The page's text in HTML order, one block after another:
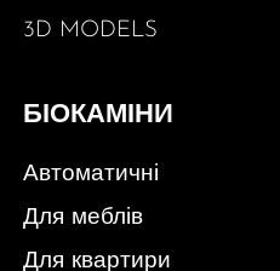
3D MODELS
БІОКАМІНИ
Автоматичні
Для меблів
Для квартири